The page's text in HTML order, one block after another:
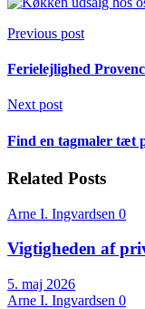
Previous post
Ferielejlighed
Next post
Find en tagmaler tæt
Related Posts
Arne I. Ingvardsen 0
Vigtigheden af
5. maj 2026
Arne I. Ingvardsen 0